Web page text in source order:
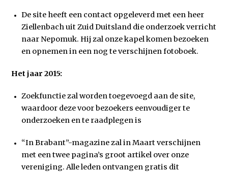
De site heeft een contact opgeleverd met een heer
Ziellenbach uit Zuid Duitsland die onderzoek verricht
naar Nepomuk. Hij zal onze kapel komen bezoeken
en opnemen in een nog te verschijnen fotoboek.
Het jaar 2015:
Zoekfunctie zal worden toegevoegd aan de site,
waardoor deze voor bezoekers eenvoudiger te
onderzoeken en te raadplegen is
“In Brabant”-magazine zal in Maart verschijnen
met een twee pagina’s groot artikel over onze
vereniging. Alle leden ontvangen gratis dit